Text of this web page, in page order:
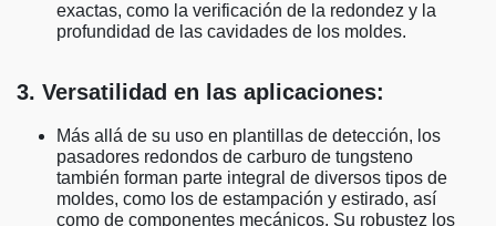
exactas, como la verificación de la redondez y la
profundidad de las cavidades de los moldes.
3. Versatilidad en las aplicaciones:
Más allá de su uso en plantillas de detección, los
pasadores redondos de carburo de tungsteno
también forman parte integral de diversos tipos de
moldes, como los de estampación y estirado, así
como de componentes mecánicos. Su robustez los